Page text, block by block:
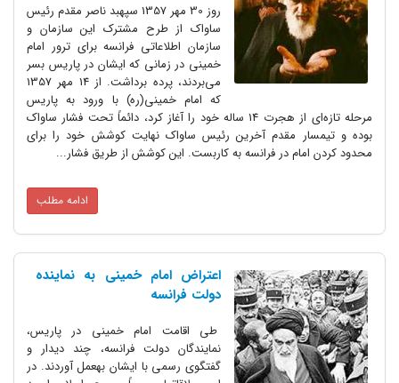
روز 30 مهر 1357 سپهبد ناصر مقدم رئیس
ساواک از طرح مشترک این سازمان و
سازمان اطلاعاتی فرانسه برای ترور امام
خمینی در زمانی که ایشان در پاریس بسر
می‌بردند، پرده برداشت. از 14 مهر 1357
که امام خمینی(ره) با ورود به پاریس
مرحله تازه‌ای از هجرت 14 ساله خود را آغاز کرد، دائماً تحت فشار ساواک
بوده و تیمسار مقدم آخرین رئیس ساواک نهایت کوشش خود را برای
محدود کردن امام در فرانسه به کاربست. این کوشش از طریق فشار...
ادامه مطلب
اعتراض امام خمینی به نماینده
دولت فرانسه
طی اقامت امام خمینی در پاریس،
نمایندگان دولت فرانسه، چند دیدار و
گفتگوی رسمی با ایشان بهعمل آوردند. در